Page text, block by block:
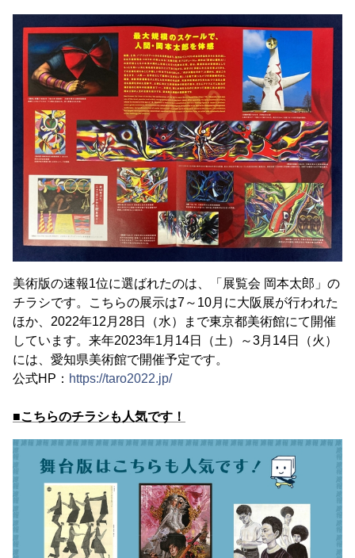
美術版の速報1位に選ばれたのは、「展覧会 岡本太郎」の
チラシです。こちらの展示は7～10月に大阪展が行われた
ほか、2022年12月28日（水）まで東京都美術館にて開催
しています。来年2023年1月14日（土）～3月14日（火）
には、愛知県美術館で開催予定です。
公式HP： https://taro2022.jp/
■こちらのチラシも人気です！